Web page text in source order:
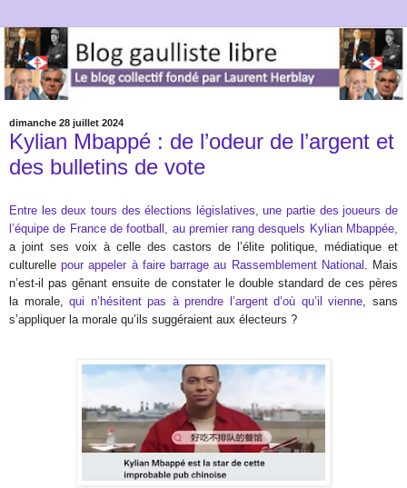
dimanche 28 juillet 2024
Kylian Mbappé : de l’odeur de l’argent et
des bulletins de vote
Entre les deux tours des élections législatives, une partie des joueurs de
l’équipe de France de football, au premier rang desquels Kylian Mbappée,
a joint ses voix à celle des castors de l’élite politique, médiatique et
culturellepour appeler à faire barrage au Rassemblement National . Mais
n’est-il pas gênant ensuite de constater le double standard de ces pères
la morale,qui n’hésitent pas à prendre l’argent d’où qu’il vienne, sans
s’appliquer la morale qu’ils suggéraient aux électeurs ?